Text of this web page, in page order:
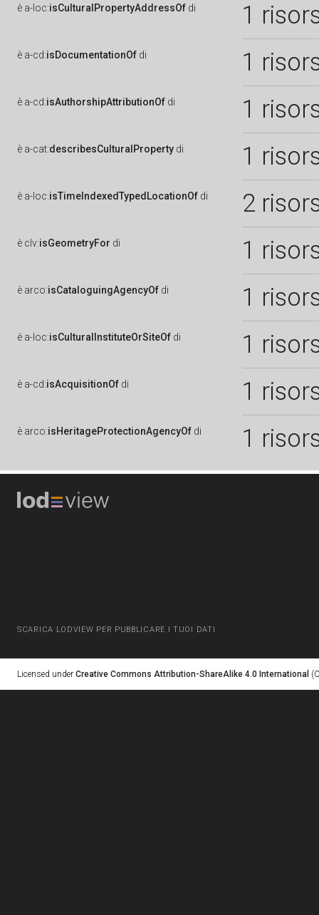
è a-loc:isCulturalPropertyAddressOf di 1
è a-cd:isDocumentationOf di 1
è a-cd:isAuthorshipAttributionOf di 1
è a-cat:describesCulturalProperty di 1
è a-loc:isTimeIndexedTypedLocationOf di 2
è clv:isGeometryFor di 1
è arco:isCataloguingAgencyOf di 1
è a-loc:isCulturalInstituteOrSiteOf di 1
è a-cd:isAcquisitionOf di 1
è arco:isHeritageProtectionAgencyOf di 1
SCARICA LODVIEW PER PUBBLICARE I TUOI DATI
Licensed under Creative Commons Attribution-ShareAlike 4.0 International